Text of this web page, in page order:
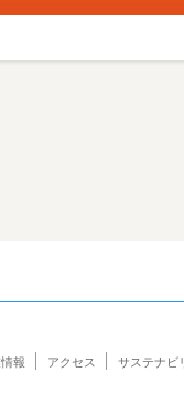
報 アクセス サステナビ